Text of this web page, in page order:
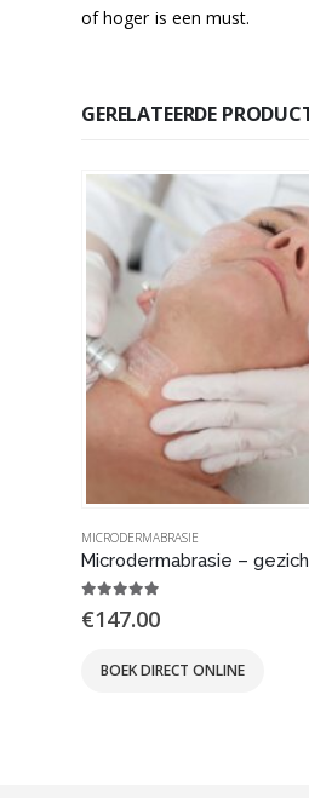
of hoger is een must.
GERELATEERDE
MICRODERMABRASIE
Microdermabrasie –
€147.00
BOEK DIRECT ONLINE